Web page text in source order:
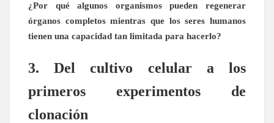
¿Por qué algunos organismos pueden regenerar
órganos completos mientras que los seres humanos
tienen una capacidad tan limitada para hacerlo?
3. Del cultivo celular a los
primeros experimentos de
clonación